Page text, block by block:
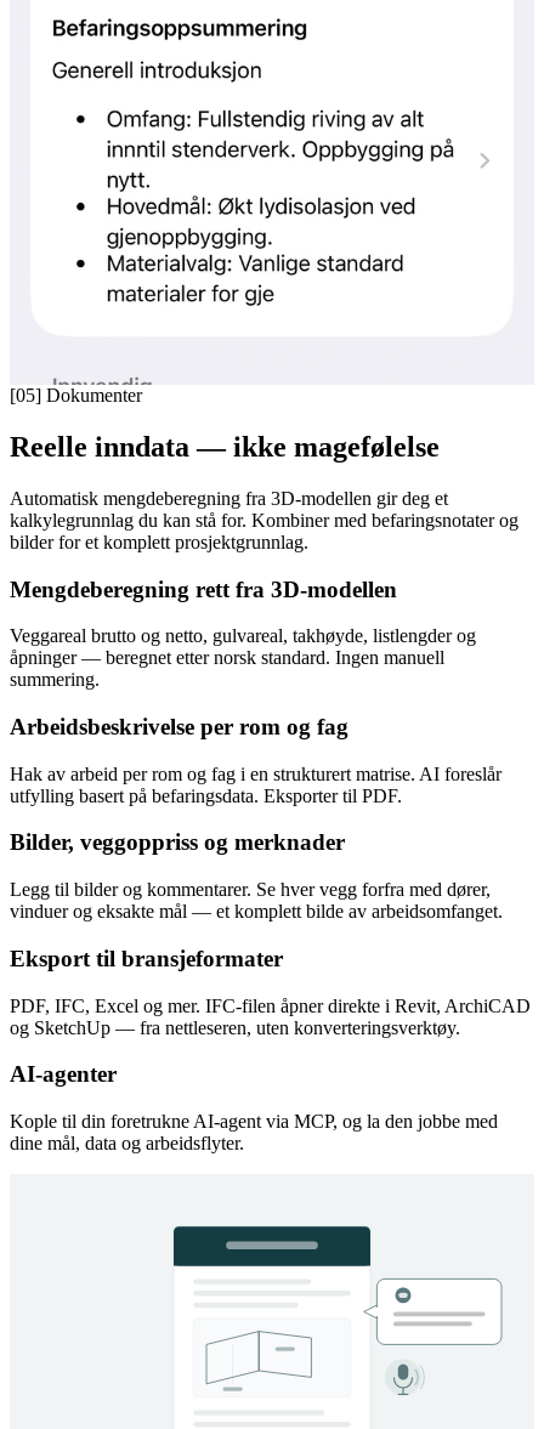
[05] Dokumenter
Reelle inndata — ikke magefølelse
Automatisk mengdeberegning fra 3D-modellen gir deg et
kalkylegrunnlag du kan stå for. Kombiner med befaringsnotater og
bilder for et komplett prosjektgrunnlag.
Mengdeberegning rett fra 3D-modellen
Veggareal brutto og netto, gulvareal, takhøyde, listlengder og
åpninger — beregnet etter norsk standard. Ingen manuell
summering.
Arbeidsbeskrivelse per rom og fag
Hak av arbeid per rom og fag i en strukturert matrise. AI foreslår
utfylling basert på befaringsdata. Eksporter til PDF.
Bilder, veggoppriss og merknader
Legg til bilder og kommentarer. Se hver vegg forfra med dører,
vinduer og eksakte mål — et komplett bilde av arbeidsomfanget.
Eksport til bransjeformater
PDF, IFC, Excel og mer. IFC-filen åpner direkte i Revit, ArchiCAD
og SketchUp — fra nettleseren, uten konverteringsverktøy.
AI-agenter
Kople til din foretrukne AI-agent via MCP, og la den jobbe med
dine mål, data og arbeidsflyter.